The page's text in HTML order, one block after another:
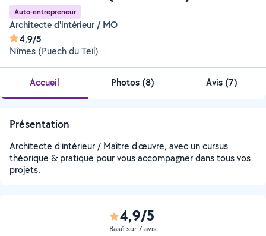
Auto-entrepreneur
Architecte d'intérieur / MO
4,9/5
Nîmes (Puech du Teil)
Accueil Photos (8) Avis (7)
Présentation
Architecte d'intérieur / Maître d'œuvre, avec un cursus
théorique & pratique pour vous accompagner dans tous vos
projets.
4,9/5
Basé sur 7 avis